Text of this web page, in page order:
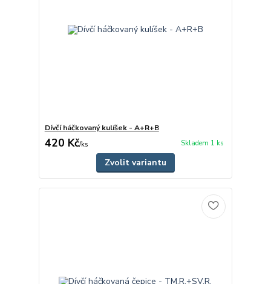
Dívčí háčkovaný kulíšek - A+R+B
420 Kč/ks Skladem 1 ks
Zvolit variantu